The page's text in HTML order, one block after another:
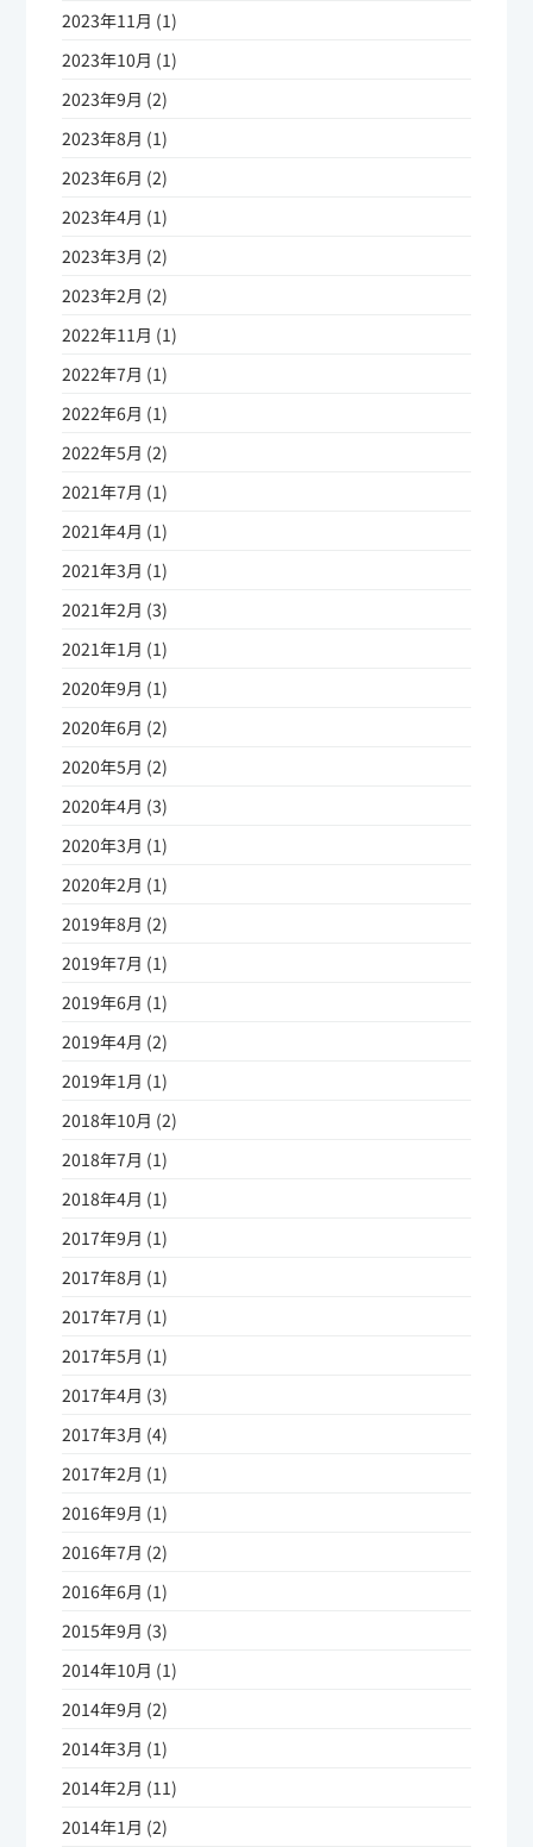
2023年11月 (1)
2023年10月 (1)
2023年9月 (2)
2023年8月 (1)
2023年6月 (2)
2023年4月 (1)
2023年3月 (2)
2023年2月 (2)
2022年11月 (1)
2022年7月 (1)
2022年6月 (1)
2022年5月 (2)
2021年7月 (1)
2021年4月 (1)
2021年3月 (1)
2021年2月 (3)
2021年1月 (1)
2020年9月 (1)
2020年6月 (2)
2020年5月 (2)
2020年4月 (3)
2020年3月 (1)
2020年2月 (1)
2019年8月 (2)
2019年7月 (1)
2019年6月 (1)
2019年4月 (2)
2019年1月 (1)
2018年10月 (2)
2018年7月 (1)
2018年4月 (1)
2017年9月 (1)
2017年8月 (1)
2017年7月 (1)
2017年5月 (1)
2017年4月 (3)
2017年3月 (4)
2017年2月 (1)
2016年9月 (1)
2016年7月 (2)
2016年6月 (1)
2015年9月 (3)
2014年10月 (1)
2014年9月 (2)
2014年3月 (1)
2014年2月 (11)
2014年1月 (2)